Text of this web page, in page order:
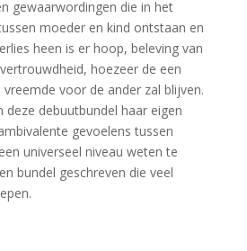
gewaarwordingen die in het
moeder en kind ontstaan en
heen is er hoop, beleving van
hoezeer de een
voor de ander zal blijven.
deze debuutbundel haar eigen
gevoelens tussen
universeel niveau weten te
bundel geschreven die veel